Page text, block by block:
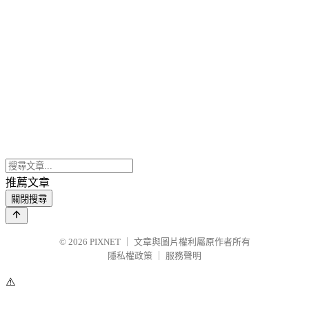
推薦文章
關閉搜尋
© 2026 PIXNET
文章與圖片權利屬原作者所有
隱私權政策
服務聲明
⚠️